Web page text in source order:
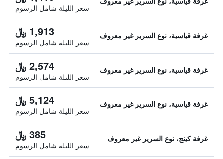
سعر الليلة شامل الرسوم
غرفة قياسية، نوع السرير غير معروف 1,913 ﷼
سعر الليلة شامل الرسوم
غرفة قياسية، نوع السرير غير معروف 2,574 ﷼
سعر الليلة شامل الرسوم
غرفة قياسية، نوع السرير غير معروف 5,124 ﷼
سعر الليلة شامل الرسوم
غرفة كينج، نوع السرير غير معروف 385 ﷼
سعر الليلة شامل الرسوم